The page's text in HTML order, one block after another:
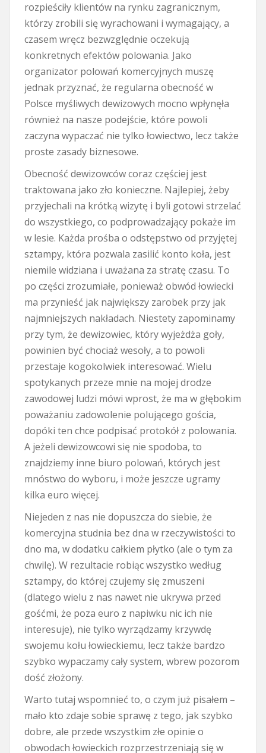
rozpieściły klientów na rynku zagranicznym,
którzy zrobili się wyrachowani i wymagający, a
czasem wręcz bezwzględnie oczekują
konkretnych efektów polowania. Jako
organizator polowań komercyjnych muszę
jednak przyznać, że regularna obecność w
Polsce myśliwych dewizowych mocno wpłynęła
również na nasze podejście, które powoli
zaczyna wypaczać nie tylko łowiectwo, lecz także
proste zasady biznesowe.
Obecność dewizowców coraz częściej jest
traktowana jako zło konieczne. Najlepiej, żeby
przyjechali na krótką wizytę i byli gotowi strzelać
do wszystkiego, co podprowadzający pokaże im
w lesie. Każda prośba o odstępstwo od przyjętej
sztampy, która pozwala zasilić konto koła, jest
niemile widziana i uważana za stratę czasu. To
po części zrozumiałe, ponieważ obwód łowiecki
ma przynieść jak największy zarobek przy jak
najmniejszych nakładach. Niestety zapominamy
przy tym, że dewizowiec, który wyjeżdża goły,
powinien być chociaż wesoły, a to powoli
przestaje kogokolwiek interesować. Wielu
spotykanych przeze mnie na mojej drodze
zawodowej ludzi mówi wprost, że ma w głębokim
poważaniu zadowolenie polującego gościa,
dopóki ten chce podpisać protokół z polowania.
A jeżeli dewizowcowi się nie spodoba, to
znajdziemy inne biuro polowań, których jest
mnóstwo do wyboru, i może jeszcze ugramy
kilka euro więcej.
Niejeden z nas nie dopuszcza do siebie, że
komercyjna studnia bez dna w rzeczywistości to
dno ma, w dodatku całkiem płytko (ale o tym za
chwilę). W rezultacie robiąc wszystko według
sztampy, do której czujemy się zmuszeni
(dlatego wielu z nas nawet nie ukrywa przed
gośćmi, że poza euro z napiwku nic ich nie
interesuje), nie tylko wyrządzamy krzywdę
swojemu kołu łowieckiemu, lecz także bardzo
szybko wypaczamy cały system, wbrew pozorom
dość złożony.
Warto tutaj wspomnieć to, o czym już pisałem –
mało kto zdaje sobie sprawę z tego, jak szybko
dobre, ale przede wszystkim złe opinie o
obwodach łowieckich rozprzestrzeniają się w